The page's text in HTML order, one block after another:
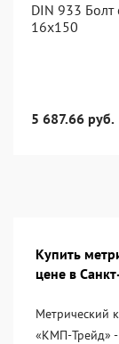
DIN 933 Болт
16x150
5 687.66 руб.
Купить
цене в
Метрический
«KМП-Трейд»